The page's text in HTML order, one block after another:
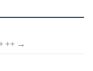
++ →